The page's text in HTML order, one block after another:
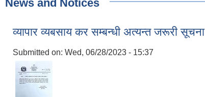
News and Notices
व्यापार व्यबसाय कर सम्बन्धी अत्यन्त जरूरी सूचना
Submitted on: Wed, 06/28/2023 - 15:37